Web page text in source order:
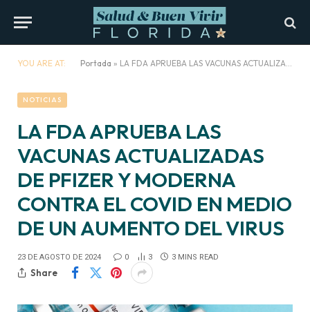
YOU ARE AT: Portada » LA FDA APRUEBA LAS VACUNAS ACTUALIZADAS DE PFIZER Y MODERNA CONTRA EL COVID EN MEDIO DE UN AUMENTO DEL VIRUS
NOTICIAS
LA FDA APRUEBA LAS
VACUNAS ACTUALIZADAS
DE PFIZER Y MODERNA
CONTRA EL COVID EN MEDIO
DE UN AUMENTO DEL VIRUS
23 DE AGOSTO DE 2024 0 3 3 MINS READ
Share